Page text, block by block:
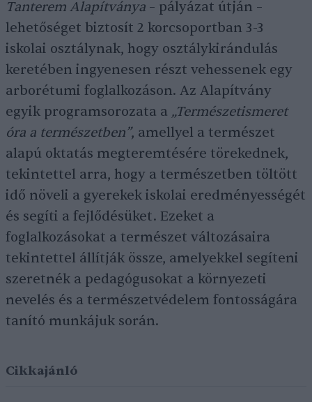
Tanterem Alapítványa – pályázat útján –
lehetőséget biztosít 2 korcsoportban 3-3
iskolai osztálynak, hogy osztálykirándulás
keretében ingyenesen részt vehessenek egy
arborétumi foglalkozáson. Az Alapítvány
egyik programsorozata a „Természetismeret
óra a természetben”, amellyel a természet
alapú oktatás megteremtésére törekednek,
tekintettel arra, hogy a természetben töltött
idő növeli a gyerekek iskolai eredményességét
és segíti a fejlődésüket. Ezeket a
foglalkozásokat a természet változásaira
tekintettel állítják össze, amelyekkel segíteni
szeretnék a pedagógusokat a környezeti
nevelés és a természetvédelem fontosságára
tanító munkájuk során.
Cikkajánló